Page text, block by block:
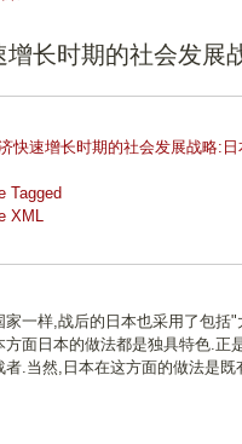
增长时期的社会发展
快速增长时期的社会发展战略:日
Tagged
XML
家一样,战后的日本也采用了包括
方面日本的做法都是独具特色.正
者.当然,日本在这方面的做法是既